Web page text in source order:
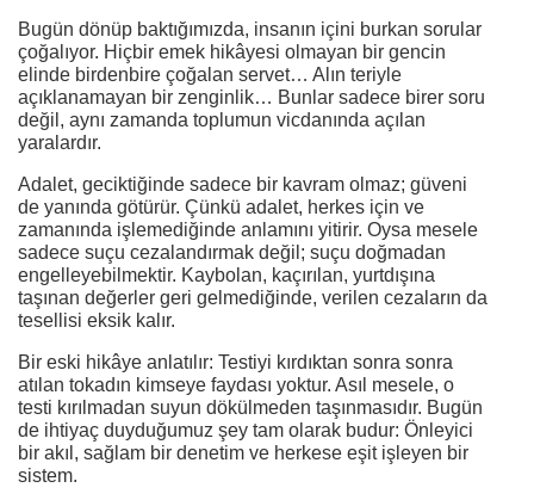
Bugün dönüp baktığımızda, insanın içini burkan sorular
çoğalıyor. Hiçbir emek hikâyesi olmayan bir gencin
elinde birdenbire çoğalan servet… Alın teriyle
açıklanamayan bir zenginlik… Bunlar sadece birer soru
değil, aynı zamanda toplumun vicdanında açılan
yaralardır.
Adalet, geciktiğinde sadece bir kavram olmaz; güveni
de yanında götürür. Çünkü adalet, herkes için ve
zamanında işlemediğinde anlamını yitirir. Oysa mesele
sadece suçu cezalandırmak değil; suçu doğmadan
engelleyebilmektir. Kaybolan, kaçırılan, yurtdışına
taşınan değerler geri gelmediğinde, verilen cezaların da
tesellisi eksik kalır.
Bir eski hikâye anlatılır: Testiyi kırdıktan sonra sonra
atılan tokadın kimseye faydası yoktur. Asıl mesele, o
testi kırılmadan suyun dökülmeden taşınmasıdır. Bugün
de ihtiyaç duyduğumuz şey tam olarak budur: Önleyici
bir akıl, sağlam bir denetim ve herkese eşit işleyen bir
sistem.